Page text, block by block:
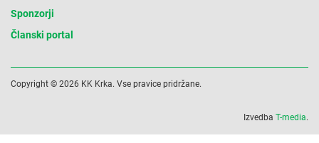
Sponzorji
Članski portal
Copyright © 2026 KK Krka. Vse pravice pridržane.
Izvedba T-media.